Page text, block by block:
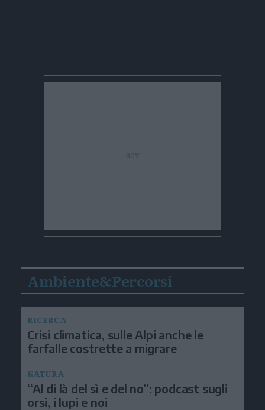
Ambiente&Percorsi
RICERCA
Crisi climatica, sulle Alpi anche le
farfalle costrette a migrare
NATURA
“Al di là del sì e del no”: podcast sugli
orsi, i lupi e noi